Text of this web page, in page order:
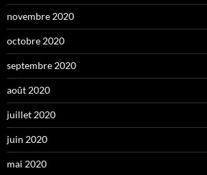
novembre 2020
octobre 2020
septembre 2020
août 2020
juillet 2020
juin 2020
mai 2020